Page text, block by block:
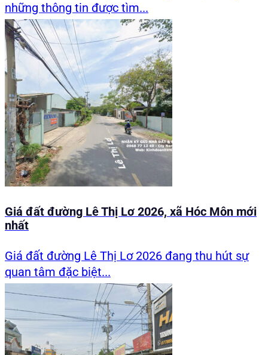
những thông tin được tìm...
Giá đất đường Lê Thị Lơ 2026, xã Hóc Môn mới
nhất
Giá đất đường Lê Thị Lơ 2026 đang thu hút sự
quan tâm đặc biệt...